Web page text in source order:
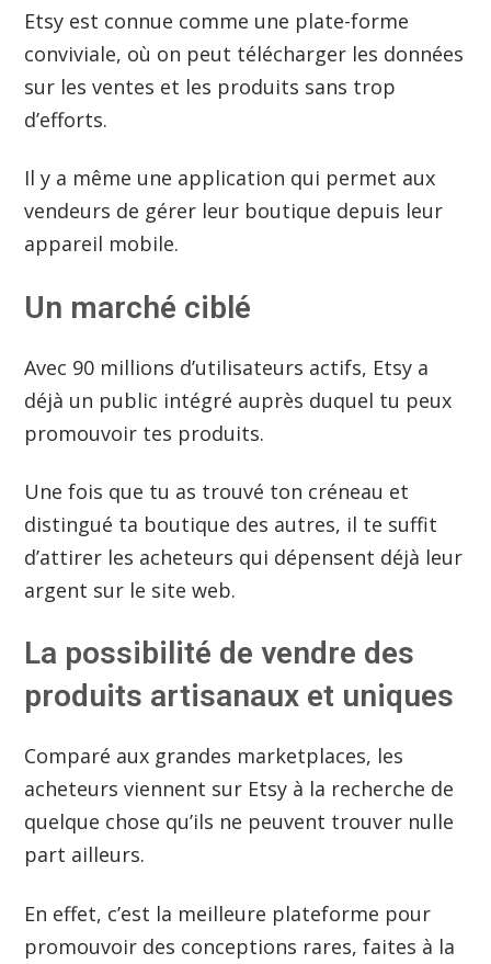
Etsy est connue comme une plate-forme
conviviale, où on peut télécharger les données
sur les ventes et les produits sans trop
d’efforts.
Il y a même une application qui permet aux
vendeurs de gérer leur boutique depuis leur
appareil mobile.
Un marché ciblé
Avec 90 millions d’utilisateurs actifs, Etsy a
déjà un public intégré auprès duquel tu peux
promouvoir tes produits.
Une fois que tu as trouvé ton créneau et
distingué ta boutique des autres, il te suffit
d’attirer les acheteurs qui dépensent déjà leur
argent sur le site web.
La possibilité de vendre des
produits artisanaux et uniques
Comparé aux grandes marketplaces, les
acheteurs viennent sur Etsy à la recherche de
quelque chose qu’ils ne peuvent trouver nulle
part ailleurs.
En effet, c’est la meilleure plateforme pour
promouvoir des conceptions rares, faites à la